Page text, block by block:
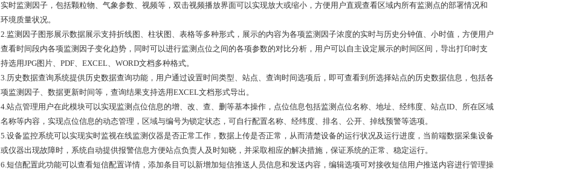
实时监测因子，包括颗粒物、气象参数、视频等，双击视频播放界面可以实现放大或缩小，方便用户直观查看区域内所有监测点的部署情况和
环境质量状况。
2.监测因子图形展示数据展示支持折线图、柱状图、表格等多种形式，展示的内容为各项监测因子浓度的实时与历史分钟值、小时值，方便用户
查看时间段内各项监测因子变化趋势，同时可以进行监测点位之间的各项参数的对比分析，用户可以自主设定展示的时间区间，导出打印时支
持选用JPG图片、PDF、EXCEL、WORD文档多种格式。
3.历史数据查询系统提供历史数据查询功能，用户通过设置时间类型、站点、查询时间选项后，即可查看到所选择站点的历史数据信息，包括各
项监测因子、数据更新时间等，查询结果支持选用EXCEL文档形式导出。
4.站点管理用户在此模块可以实现监测点位信息的增、改、查、删等基本操作，点位信息包括监测点位名称、地址、经纬度、站点ID、所在区域
名称等内容，实现点位信息的动态管理，区域与编号为锁定状态，可自行配置名称、经纬度、排名、公开、掉线预警等选项。
5.设备监控系统可以实现实时监视在线监测仪器是否正常工作，数据上传是否正常，从而清楚设备的运行状况及运行进度，当前端数据采集设备
或仪器出现故障时，系统自动提供报警信息方便站点负责人及时知晓，并采取相应的解决措施，保证系统的正常、稳定运行。
6.短信配置此功能可以查看短信配置详情，添加条目可以新增加短信推送人员信息和发送内容，编辑选项可对接收短信用户推送内容进行管理操